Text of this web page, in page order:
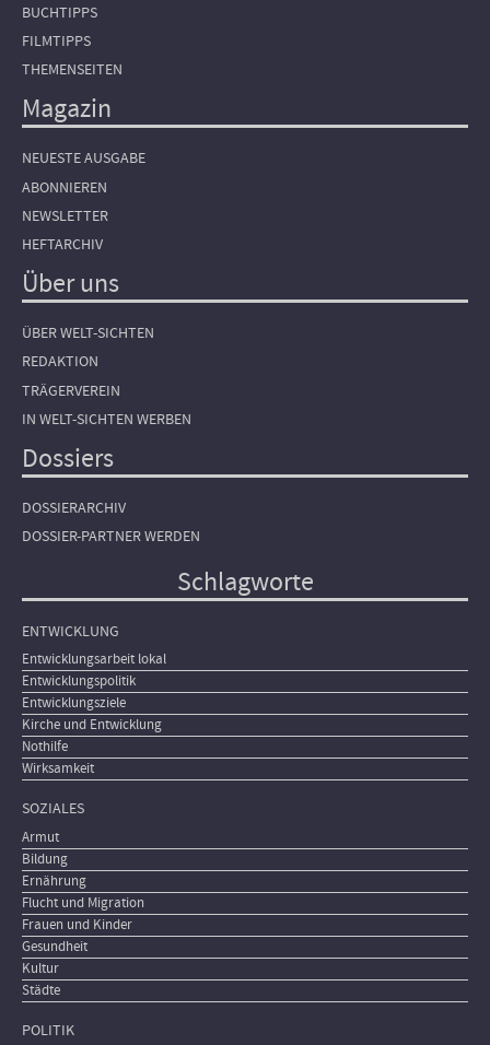
BUCHTIPPS
FILMTIPPS
THEMENSEITEN
Magazin
NEUESTE AUSGABE
ABONNIEREN
NEWSLETTER
HEFTARCHIV
Über uns
ÜBER WELT-SICHTEN
REDAKTION
TRÄGERVEREIN
IN WELT-SICHTEN WERBEN
Dossiers
DOSSIERARCHIV
DOSSIER-PARTNER WERDEN
Schlagworte
ENTWICKLUNG
Entwicklungsarbeit lokal
Entwicklungspolitik
Entwicklungsziele
Kirche und Entwicklung
Nothilfe
Wirksamkeit
SOZIALES
Armut
Bildung
Ernährung
Flucht und Migration
Frauen und Kinder
Gesundheit
Kultur
Städte
POLITIK